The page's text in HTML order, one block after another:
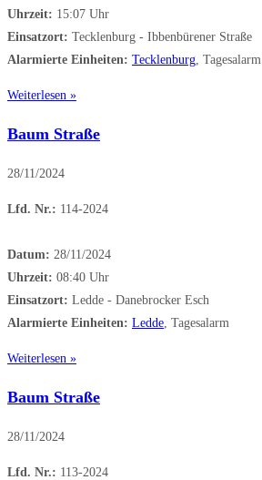
Uhrzeit: 15:07 Uhr
Einsatzort: Tecklenburg - Ibbenbürener Straße
Alarmierte Einheiten: Tecklenburg, Tagesalarm
Weiterlesen »
Baum Straße
28/11/2024
Lfd. Nr.: 114-2024
Datum: 28/11/2024
Uhrzeit: 08:40 Uhr
Einsatzort: Ledde - Danebrocker Esch
Alarmierte Einheiten: Ledde, Tagesalarm
Weiterlesen »
Baum Straße
28/11/2024
Lfd. Nr.: 113-2024